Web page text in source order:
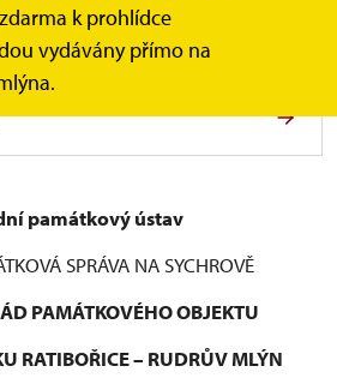
k prohlídce
vydávány přímo na
památkový ústav
SPRÁVA NA SYCHROVĚ
PAMÁTKOVÉHO OBJEKTU
RATIBOŘICE – RUDRŮV MLÝN